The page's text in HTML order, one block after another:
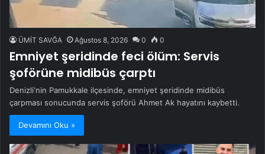
ÜMİT SAVĞA Ağustos 8, 2026 0 0
Emniyet şeridinde feci ölüm: Servis
şoförüne midibüs çarptı
Denizli'nin Pamukkale ilçesinde, emniyet şeridinde midibüs
çarpması sonucunda servis şoförü Ahmet Ak hayatını kaybetti.
Devamını Oku »